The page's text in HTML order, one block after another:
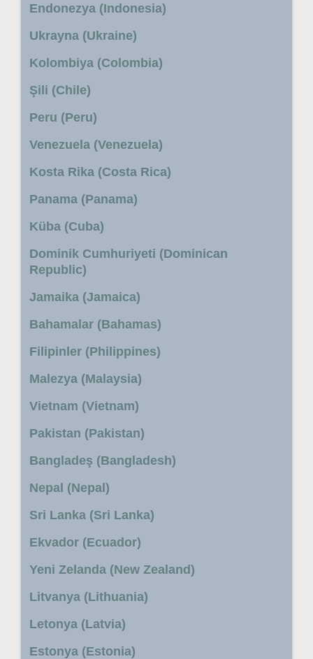
Endonezya (Indonesia)
Ukrayna (Ukraine)
Kolombiya (Colombia)
Şili (Chile)
Peru (Peru)
Venezuela (Venezuela)
Kosta Rika (Costa Rica)
Panama (Panama)
Küba (Cuba)
Dominik Cumhuriyeti (Dominican
Republic)
Jamaika (Jamaica)
Bahamalar (Bahamas)
Filipinler (Philippines)
Malezya (Malaysia)
Vietnam (Vietnam)
Pakistan (Pakistan)
Bangladeş (Bangladesh)
Nepal (Nepal)
Sri Lanka (Sri Lanka)
Ekvador (Ecuador)
Yeni Zelanda (New Zealand)
Litvanya (Lithuania)
Letonya (Latvia)
Estonya (Estonia)